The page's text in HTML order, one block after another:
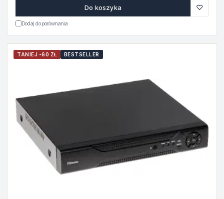
Do koszyka ♡
Dodaj do porównania
TANIEJ -60 ZŁ BESTSELLER